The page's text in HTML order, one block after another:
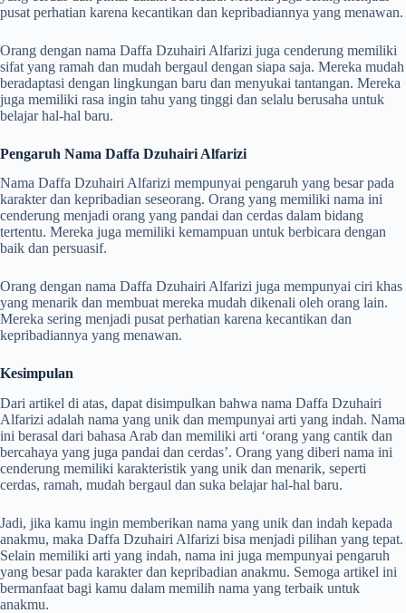
pusat perhatian karena kecantikan dan kepribadiannya yang menawan.
Orang dengan nama Daffa Dzuhairi Alfarizi juga cenderung memiliki
sifat yang ramah dan mudah bergaul dengan siapa saja. Mereka mudah
beradaptasi dengan lingkungan baru dan menyukai tantangan. Mereka
juga memiliki rasa ingin tahu yang tinggi dan selalu berusaha untuk
belajar hal-hal baru.
Pengaruh Nama Daffa Dzuhairi Alfarizi
Nama Daffa Dzuhairi Alfarizi mempunyai pengaruh yang besar pada
karakter dan kepribadian seseorang. Orang yang memiliki nama ini
cenderung menjadi orang yang pandai dan cerdas dalam bidang
tertentu. Mereka juga memiliki kemampuan untuk berbicara dengan
baik dan persuasif.
Orang dengan nama Daffa Dzuhairi Alfarizi juga mempunyai ciri khas
yang menarik dan membuat mereka mudah dikenali oleh orang lain.
Mereka sering menjadi pusat perhatian karena kecantikan dan
kepribadiannya yang menawan.
Kesimpulan
Dari artikel di atas, dapat disimpulkan bahwa nama Daffa Dzuhairi
Alfarizi adalah nama yang unik dan mempunyai arti yang indah. Nama
ini berasal dari bahasa Arab dan memiliki arti ‘orang yang cantik dan
bercahaya yang juga pandai dan cerdas’. Orang yang diberi nama ini
cenderung memiliki karakteristik yang unik dan menarik, seperti
cerdas, ramah, mudah bergaul dan suka belajar hal-hal baru.
Jadi, jika kamu ingin memberikan nama yang unik dan indah kepada
anakmu, maka Daffa Dzuhairi Alfarizi bisa menjadi pilihan yang tepat.
Selain memiliki arti yang indah, nama ini juga mempunyai pengaruh
yang besar pada karakter dan kepribadian anakmu. Semoga artikel ini
bermanfaat bagi kamu dalam memilih nama yang terbaik untuk
anakmu.